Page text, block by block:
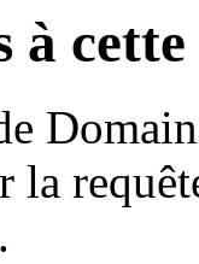
à
la